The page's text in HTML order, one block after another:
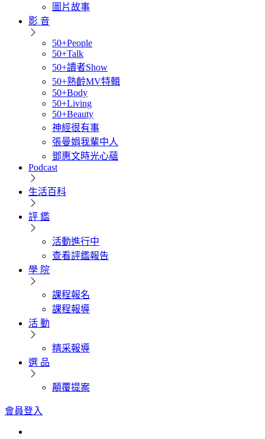
圖片故事
影 音
50+People
50+Talk
50+讀者Show
50+熟齡MV特輯
50+Body
50+Living
50+Beauty
神經很有事
張曼娟我輩中人
鄧惠文時光心蘊
Podcast
生活百科
評 鑑
活動進行中
查看評鑑報告
學 院
課程報名
課程報導
活 動
精采報導
選 品
顛覆提案
會員登入